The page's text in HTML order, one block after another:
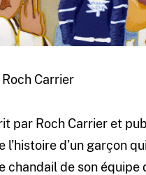
Carrier
par Roch Carrier et
l’histoire d’un garçon qui
chandail de son équipe